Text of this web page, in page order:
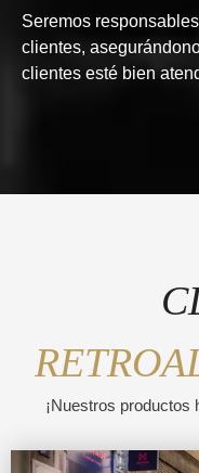
Seremos
clientes,
clientes esté bien
¡Nuestros productos